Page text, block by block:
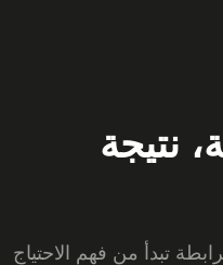
من فهم الاحتياج